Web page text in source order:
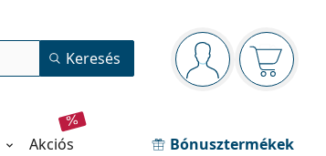
Navigációs panel
Bejelentkezve
Kosara
Keresés
akciós Bónusztermékek